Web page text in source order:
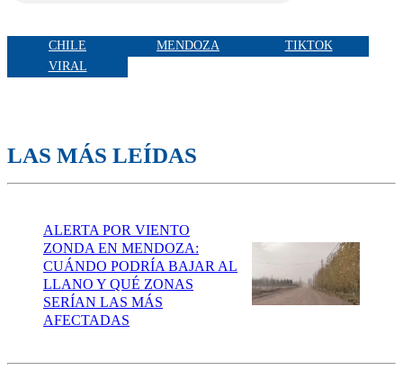
CHILE MENDOZA
TIKTOK
VIRAL
LAS MÁS LEÍDAS
ALERTA POR VIENTO
ZONDA EN MENDOZA:
CUÁNDO PODRÍA BAJAR AL
LLANO Y QUÉ ZONAS
SERÍAN LAS MÁS
AFECTADAS